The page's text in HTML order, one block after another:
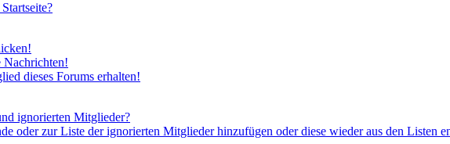
Nachrichten!
dieses Forums erhalten!
ignorierten Mitglieder?
oder zur Liste der ignorierten Mitglieder hinzufügen oder diese wieder aus den Listen